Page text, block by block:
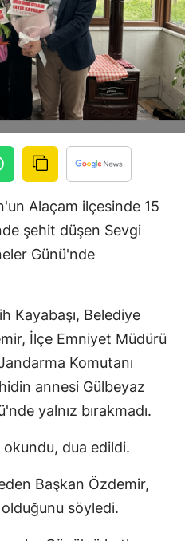
Bolu
Burdur
Bursa
Çanakkale
Çorum
Denizli
Diyarbakır
Erzincan
Erzurum
Gümüşhane
Alaçam ilçesinde 15
şehit düşen Sevgi
Günü'nde
Kayabaşı, Belediye
İlçe Emniyet Müdürü
Komutanı
annesi Gülbeyaz
yalnız bırakmadı.
dua edildi.
Başkan Özdemir,
söyledi.